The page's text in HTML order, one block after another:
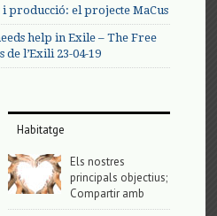
producció: el projecte MaCus
help in Exile – The Free
de l’Exili 23-04-19
Habitatge
Els nostres
principals objectius;
Compartir amb